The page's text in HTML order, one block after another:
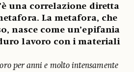
una correlazione diretta
La metafora, che
nasce come un’epifania
lavoro con i materiali
per anni e molto intensamente